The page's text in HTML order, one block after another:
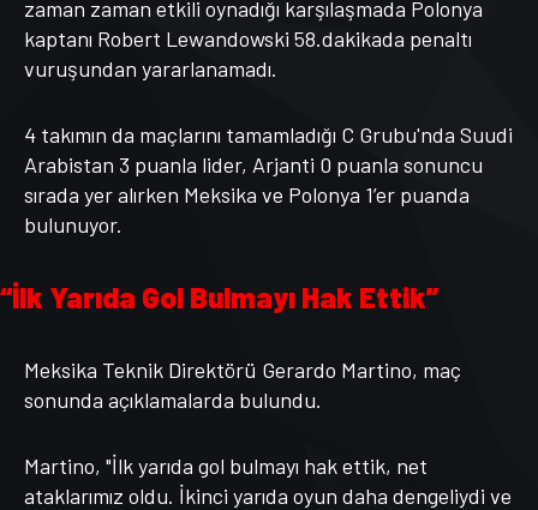
zaman zaman etkili oynadığı karşılaşmada Polonya
kaptanı Robert Lewandowski 58.dakikada penaltı
vuruşundan yararlanamadı.
4 takımın da maçlarını tamamladığı C Grubu'nda Suudi
Arabistan 3 puanla lider, Arjanti 0 puanla sonuncu
sırada yer alırken Meksika ve Polonya 1’er puanda
bulunuyor.
“İlk Yarıda Gol Bulmayı Hak Ettik”
Meksika Teknik Direktörü Gerardo Martino, maç
sonunda açıklamalarda bulundu.
Martino, "İlk yarıda gol bulmayı hak ettik, net
ataklarımız oldu. İkinci yarıda oyun daha dengeliydi ve